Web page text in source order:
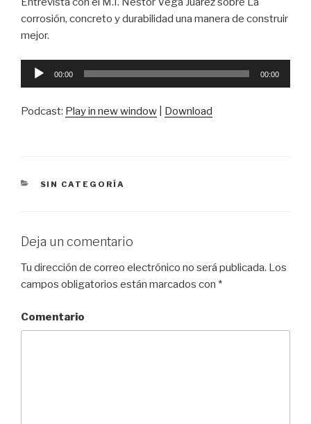
corrosión, concreto y durabilidad una manera de construir
mejor.
Reproductor
00:00 00:00
Podcast: Play in new window Download
CATEGORÍAS
SIN CATEGORÍA
Deja un comentario
Tu dirección de correo electrónico no será publicada. Los
campos obligatorios están marcados con *
Comentario